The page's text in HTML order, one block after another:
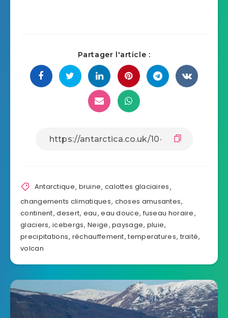
Partager l'article :
Antarctique, bruine, calottes glaciaires,
changements climatiques, choses amusantes,
continent,desert, eau,eau douce, fuseau horaire,
glaciers,icebergs,Neige,paysage, pluie,
precipitations, réchauffement,temperatures, traité,
volcan